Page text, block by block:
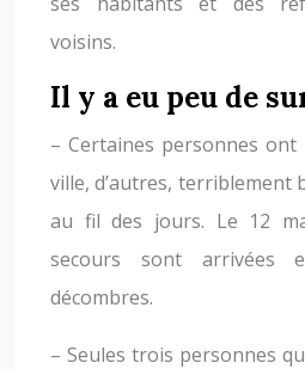
voisins.
Il y a eu peu de
– Certaines personnes
ville, d’autres, terriblement
au fil des jours. Le 12
secours sont
décombres.
– Seules trois personnes